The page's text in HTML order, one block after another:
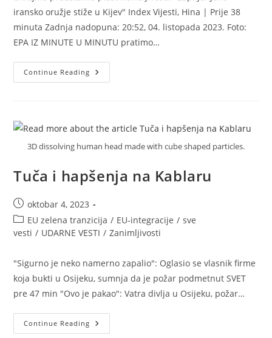
iransko oružje stiže u Kijev" Index Vijesti, Hina | Prije 38
minuta Zadnja nadopuna: 20:52, 04. listopada 2023. Foto:
EPA IZ MINUTE U MINUTU pratimo…
Continue Reading Pregled
Vesti
3D dissolving human head made with cube shaped particles.
Tuča i hapšenja na Kablaru
Post
published:
oktobar 4, 2023
Post
category:
EU zelena tranzicija / EU-integracije / sve
vesti / UDARNE VESTI / Zanimljivosti
"Sigurno je neko namerno zapalio": Oglasio se vlasnik firme
koja bukti u Osijeku, sumnja da je požar podmetnut SVET
pre 47 min "Ovo je pakao": Vatra divlja u Osijeku, požar…
Continue Reading Tuča
I